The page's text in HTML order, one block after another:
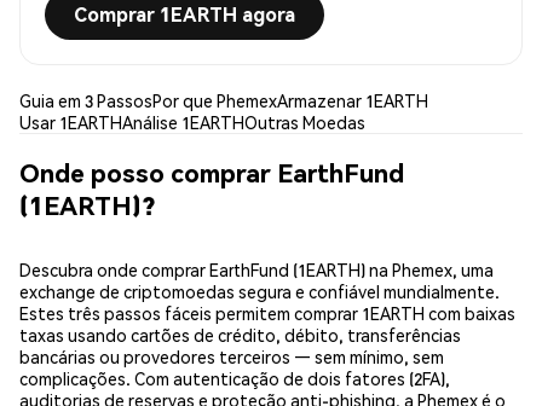
Comprar 1EARTH agora
Guia em 3 PassosPor que PhemexArmazenar 1EARTH
Usar 1EARTHAnálise 1EARTHOutras Moedas
Onde posso comprar EarthFund
(1EARTH)?
Descubra onde comprar EarthFund (1EARTH) na Phemex, uma
exchange de criptomoedas segura e confiável mundialmente.
Estes três passos fáceis permitem comprar 1EARTH com baixas
taxas usando cartões de crédito, débito, transferências
bancárias ou provedores terceiros — sem mínimo, sem
complicações. Com autenticação de dois fatores (2FA),
auditorias de reservas e proteção anti-phishing, a Phemex é o